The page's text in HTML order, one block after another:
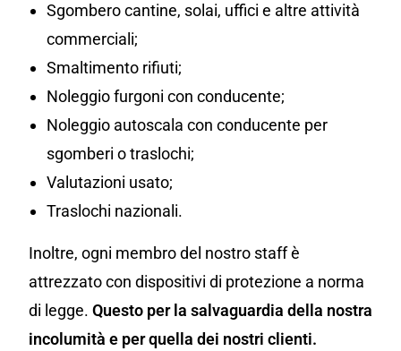
Sgombero cantine, solai, uffici e altre attività
commerciali;
Smaltimento rifiuti;
Noleggio furgoni con conducente;
Noleggio autoscala con conducente per
sgomberi o traslochi;
Valutazioni usato;
Traslochi nazionali.
Inoltre, ogni membro del nostro staff è
attrezzato con dispositivi di protezione a norma
di legge. Questo per la salvaguardia della nostra
incolumità e per quella dei nostri clienti.